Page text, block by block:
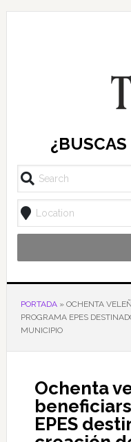
Saltar
Saltar
Saltar
PORTADA» OCHENTA
PROGRAMA EPES
MUNICIPIO
Ochenta
EPES